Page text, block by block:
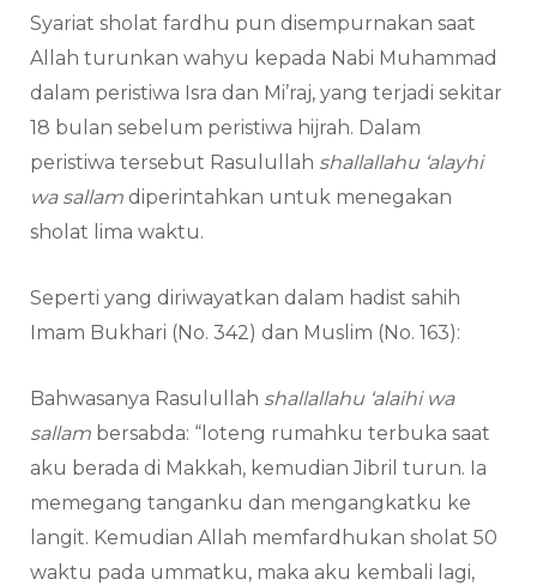
Syariat sholat fardhu pun disempurnakan saat
Allah turunkan wahyu kepada Nabi Muhammad
dalam peristiwa Isra dan Mi’raj, yang terjadi sekitar
18 bulan sebelum peristiwa hijrah. Dalam
peristiwa tersebut Rasulullah shallallahu ‘alayhi
wa sallam diperintahkan untuk menegakan
sholat lima waktu.
Seperti yang diriwayatkan dalam hadist sahih
Imam Bukhari (No. 342) dan Muslim (No. 163):
Bahwasanya Rasulullah shallallahu ‘alaihi wa
sallam bersabda: “loteng rumahku terbuka saat
aku berada di Makkah, kemudian Jibril turun. Ia
memegang tanganku dan mengangkatku ke
langit. Kemudian Allah memfardhukan sholat 50
waktu pada ummatku, maka aku kembali lagi,